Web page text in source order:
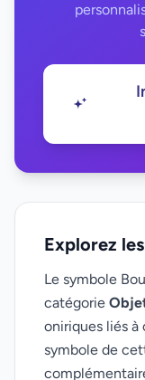
Explorez
Le symbole
catégorie
oniriques liés
symbole de